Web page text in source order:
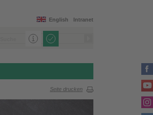
Intranet
English
Seite drucken